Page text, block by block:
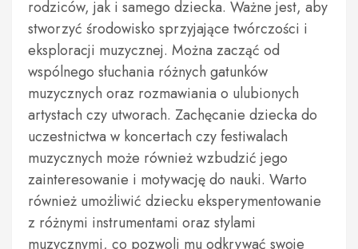
rodziców, jak i samego dziecka. Ważne jest, aby
stworzyć środowisko sprzyjające twórczości i
eksploracji muzycznej. Można zacząć od
wspólnego słuchania różnych gatunków
muzycznych oraz rozmawiania o ulubionych
artystach czy utworach. Zachęcanie dziecka do
uczestnictwa w koncertach czy festiwalach
muzycznych może również wzbudzić jego
zainteresowanie i motywację do nauki. Warto
również umożliwić dziecku eksperymentowanie
z różnymi instrumentami oraz stylami
muzycznymi, co pozwoli mu odkrywać swoje